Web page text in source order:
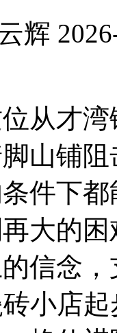
辉
才湾
山铺
件下
大的
信念
小店